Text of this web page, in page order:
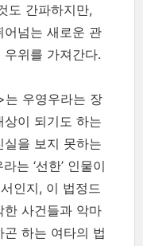
도 간파하지만,
어넘는 새로운 관
위를 가져간다.
는 우영우라는 장
이 되기도 하는
을 보지 못하는
는 ‘선한’ 인물이
인지, 이 법정드
한 사건들과 악마
하는 여타의 법